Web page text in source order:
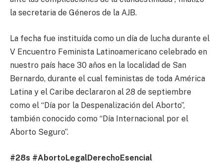
la secretaria de Géneros de la AJB.
La fecha fue instituída como un día de lucha durante el
V Encuentro Feminista Latinoamericano celebrado en
nuestro país hace 30 años en la localidad de San
Bernardo, durante el cual feministas de toda América
Latina y el Caribe declararon al 28 de septiembre
como el “Día por la Despenalización del Aborto”,
también conocido como “Día Internacional por el
Aborto Seguro”.
#28s #AbortoLegalDerechoEsencial